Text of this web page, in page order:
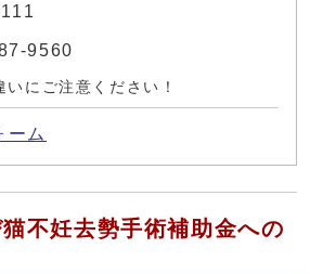
9560
にご注意ください！
ーム
不妊去勢手術補助金への